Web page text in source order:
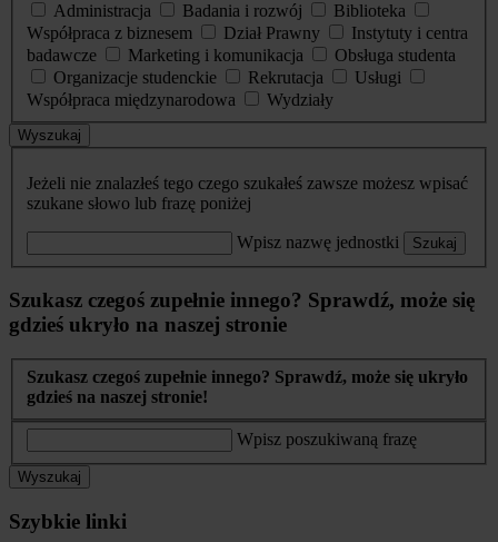
Administracja
Badania i rozwój
Biblioteka
Współpraca z biznesem
Dział Prawny
Instytuty i centra
badawcze
Marketing i komunikacja
Obsługa studenta
Organizacje studenckie
Rekrutacja
Usługi
Współpraca międzynarodowa
Wydziały
Wyszukaj
Jeżeli nie znalazłeś tego czego szukałeś zawsze możesz wpisać
szukane słowo lub frazę poniżej
Wpisz nazwę jednostki Szukaj
Szukasz czegoś zupełnie innego? Sprawdź, może się
gdzieś ukryło na naszej stronie
Szukasz czegoś zupełnie innego? Sprawdź, może się ukryło
gdzieś na naszej stronie!
Wpisz poszukiwaną frazę
Wyszukaj
Szybkie linki